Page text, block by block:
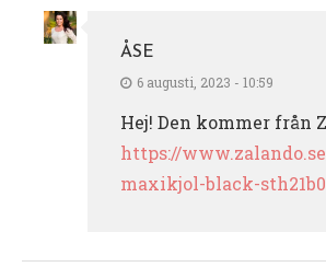
ÅSE
6 augusti, 2023 - 10:59
Hej! Den kommer från
https://
maxikjol-black-